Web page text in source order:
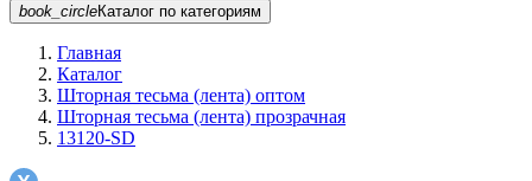
book_circleКаталог по категориям
Главная
Каталог
Шторная тесьма (лента) оптом
Шторная тесьма (лента) прозрачная
13120-SD